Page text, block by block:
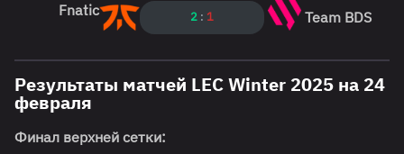
Fnatic 2 : 1 Team BDS
Результаты матчей LEC Winter 2025 на 24
февраля
Финал верхней сетки: